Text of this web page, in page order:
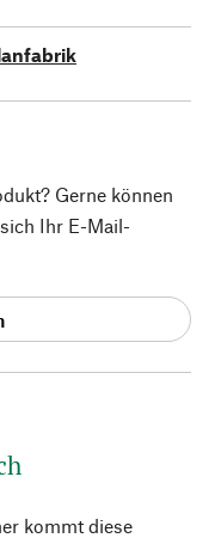
kommt diese
Gerne können
Ihr E-Mail-